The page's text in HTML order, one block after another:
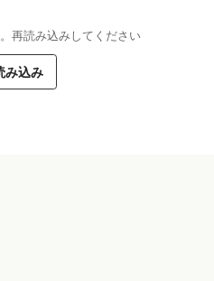
再読み込みしてください
み込み